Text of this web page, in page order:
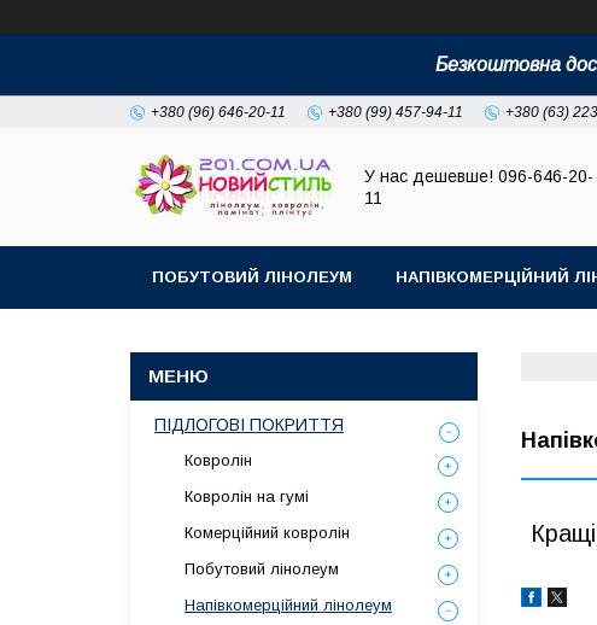
Безкоштовна
+380 (96) 646-20-11 +380 (99) 457-94-11 +380 (63)
У нас дешевше! 096-646-20-
11
ПОБУТОВИЙ ЛІНОЛЕУМ НАПІВКОМЕРЦІЙНИЙ
ПІДЛОГОВІ ПОКРИТТЯ
Ковролін
Ковролін на гумі
Комерційний ковролін
Побутовий лінолеум
Напівкомерційний лінолеум